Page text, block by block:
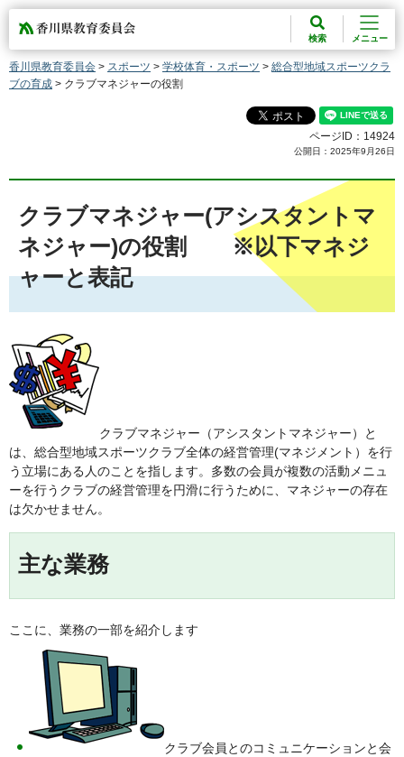
香川県教育委員会
検索 メニュー
香川県教育委員会 > スポーツ > 学校体育・スポーツ > 総合型地域スポーツクラ
ブの育成 > クラブマネジャーの役割
ページID：14924
公開日：2025年9月26日
クラブマネジャー(アシスタントマ
ネジャー)の役割 ※以下マネジ
ャーと表記
クラブマネジャー（アシスタントマネジャー）と
は、総合型地域スポーツクラブ全体の経営管理(マネジメント）を行
う立場にある人のことを指します。多数の会員が複数の活動メニュ
ーを行うクラブの経営管理を円滑に行うために、マネジャーの存在
は欠かせません。
主な業務
ここに、業務の一部を紹介します
クラブ会員とのコミュニケーションと会